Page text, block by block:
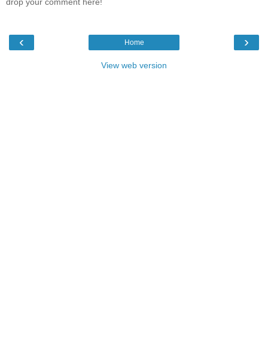
‹ ›
Home
View web version